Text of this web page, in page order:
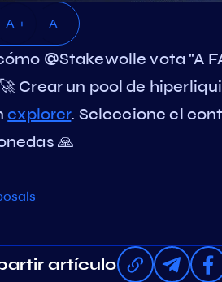
A + A -
@Stakewolle vota "A
Crear un pool de
explorer. Seleccione el
🙏
artículo